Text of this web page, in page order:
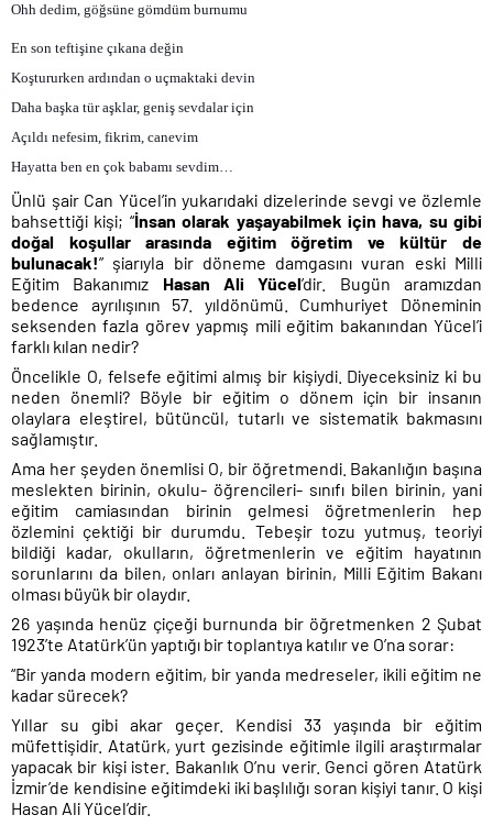
Ohh dedim, göğsüne gömdüm burnumu
En son teftişine çıkana değin
Koştururken ardından o uçmaktaki devin
Daha başka tür aşklar, geniş sevdalar için
Açıldı nefesim, fikrim, canevim
Hayatta ben en çok babamı sevdim…
Ünlü şair Can Yücel’in yukarıdaki dizelerinde sevgi ve özlemle
bahsettiği kişi; “İnsan olarak yaşayabilmek için hava, su gibi
doğal koşullar arasında eğitim öğretim ve kültür de
bulunacak!” şiarıyla bir döneme damgasını vuran eski Milli
Eğitim Bakanımız Hasan Ali Yücel’dir. Bugün aramızdan
bedence ayrılışının 57. yıldönümü. Cumhuriyet Döneminin
seksenden fazla görev yapmış mili eğitim bakanından Yücel’i
farklı kılan nedir?
Öncelikle O, felsefe eğitimi almış bir kişiydi. Diyeceksiniz ki bu
neden önemli? Böyle bir eğitim o dönem için bir insanın
olaylara eleştirel, bütüncül, tutarlı ve sistematik bakmasını
sağlamıştır.
Ama her şeyden önemlisi O, bir öğretmendi. Bakanlığın başına
meslekten birinin, okulu- öğrencileri- sınıfı bilen birinin, yani
eğitim camiasından birinin gelmesi öğretmenlerin hep
özlemini çektiği bir durumdu. Tebeşir tozu yutmuş, teoriyi
bildiği kadar, okulların, öğretmenlerin ve eğitim hayatının
sorunlarını da bilen, onları anlayan birinin, Milli Eğitim Bakanı
olması büyük bir olaydır.
26 yaşında henüz çiçeği burnunda bir öğretmenken 2 Şubat
1923’te Atatürk’ün yaptığı bir toplantıya katılır ve O’na sorar:
“Bir yanda modern eğitim, bir yanda medreseler, ikili eğitim ne
kadar sürecek?
Yıllar su gibi akar geçer. Kendisi 33 yaşında bir eğitim
müfettişidir. Atatürk, yurt gezisinde eğitimle ilgili araştırmalar
yapacak bir kişi ister. Bakanlık O’nu verir. Genci gören Atatürk
İzmir’de kendisine eğitimdeki iki başlılığı soran kişiyi tanır. O kişi
Hasan Ali Yücel’dir.